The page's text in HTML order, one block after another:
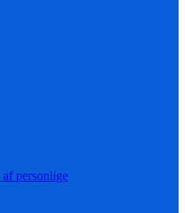
af personlige